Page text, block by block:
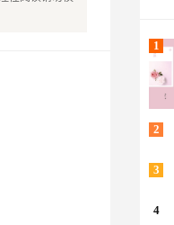
1
2
3
4